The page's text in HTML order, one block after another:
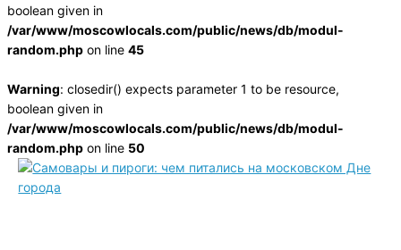
boolean given in
/var/www/moscowlocals.com/public/news/db/modul-
random.phpon line 45
Warning: closedir() expects parameter 1 to be resource,
boolean given in
/var/www/moscowlocals.com/public/news/db/modul-
random.phpon line 50